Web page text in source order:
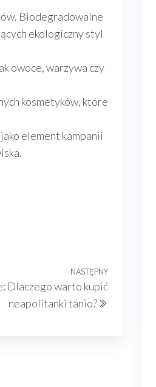
Biodegradowalne
ekologiczny styl
owoce, warzywa czy
kosmetyków, które
element kampanii
Następny
wpis
NASTĘPNY
Dlaczego warto kupić
neapolitanki tanio?